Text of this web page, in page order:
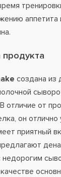
аппетита
создана из
отличие от
он отлично
приятный
недорогим